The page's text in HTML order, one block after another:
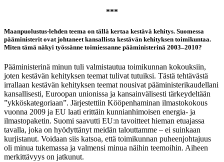
***
Maanpuolustus-lehden teema on tällä kertaa kestävä kehitys. Suomessa
pääministerit ovat johtaneet kansallista kestävän kehityksen toimikuntaa.
Miten tämä näkyi työssänne toimiessanne pääministerinä 2003–2010?
Pääministerinä minun tuli valmistautua toimikunnan kokouksiin,
joten kestävän kehityksen teemat tulivat tutuiksi. Tästä tehtävästä
irrallaan kestävän kehityksen teemat nousivat pääministerikaudellani
kansallisesti, Euroopan unionissa ja kansainvälisesti tärkeydeltään
”ykköskategoriaan”. Järjestettiin Kööpenhaminan ilmastokokous
vuonna 2009 ja EU laati erittäin kunnianhimoisen energia- ja
ilmastopaketin. Suomi saavutti EU:n tavoitteet hieman etuajassa
tavalla, joka on hyödyttänyt meidän talouttamme – ei suinkaan
kurjistanut. Voidaan siis katsoa, että toimikunnan puheenjohtajuus
oli minua tukemassa ja valmensi minua näihin teemoihin. Aiheen
merkittävyys on jatkunut.